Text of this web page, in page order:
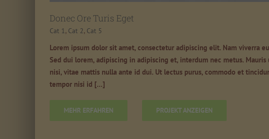
Donec Ore Turis Eget
Cat 1, Cat 2, Cat 5
Lorem ipsum dolor sit amet, consectetur adipiscing elit. Nam viverra
Sed dui lorem, adipiscing in adipiscing et, interdum nec metus.
nisi, vitae mattis nulla ante id dui. Ut lectus purus, commodo et
tempor nisi id [...]
MEHR ERFAHREN PROJEKT ANZEIGEN